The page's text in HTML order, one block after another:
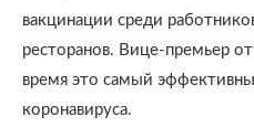
вакцинации среди
ресторанов. Вице-премьер
время это самый
коронавируса.